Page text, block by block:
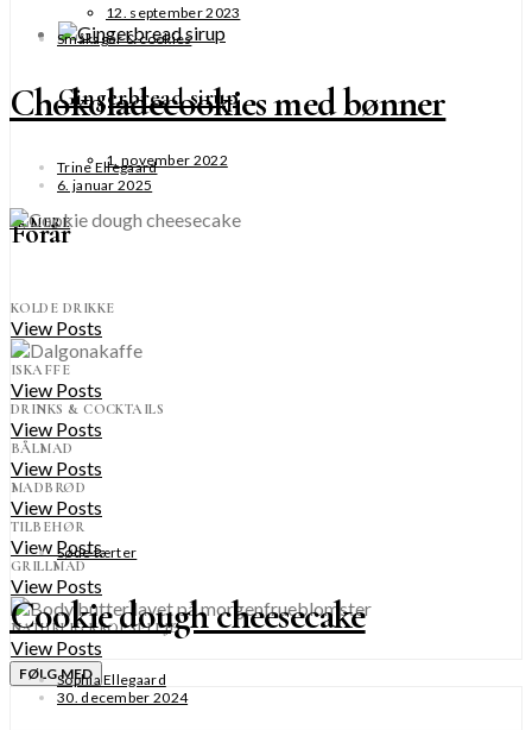
12. september 2023
Gingerbread sirup
1. november 2022
Forår
KOLDE DRIKKE
View Posts
ISKAFFE
View Posts
DRINKS & COCKTAILS
View Posts
BÅLMAD
View Posts
MADBRØD
View Posts
TILBEHØR
View Posts
GRILLMAD
View Posts
NATURLIG KROPSPLEJE
View Posts
FØLG MED
Småkager & cookies
Chokoladecookies med bønner
Trine Ellegaard
6. januar 2025
SE MERE
Søde tærter
Cookie dough cheesecake
Sophia Ellegaard
30. december 2024